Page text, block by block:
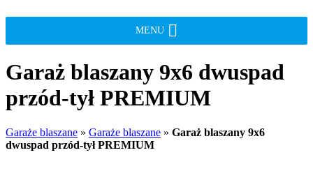
MENU
Garaż blaszany 9x6 dwuspad
przód-tył PREMIUM
Garaże blaszane » Garaże blaszane » Garaż blaszany 9x6
dwuspad przód-tył PREMIUM